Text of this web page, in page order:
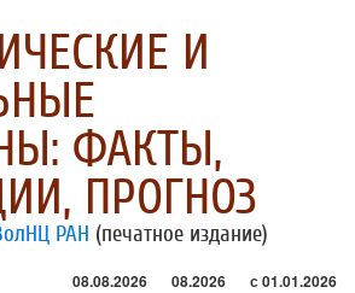
И
ФАКТЫ,
ПРОГНОЗ
РАН (печатное издание)
08.08.2026 08.2026 с 01.01.2026